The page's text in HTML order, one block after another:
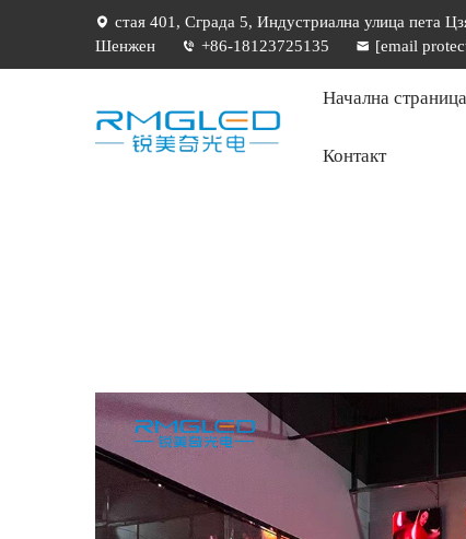
стая 401, Сграда 5, Индустриална улица пета
Шенжен
+86-18123725135 [email
Начална страница
Контакт